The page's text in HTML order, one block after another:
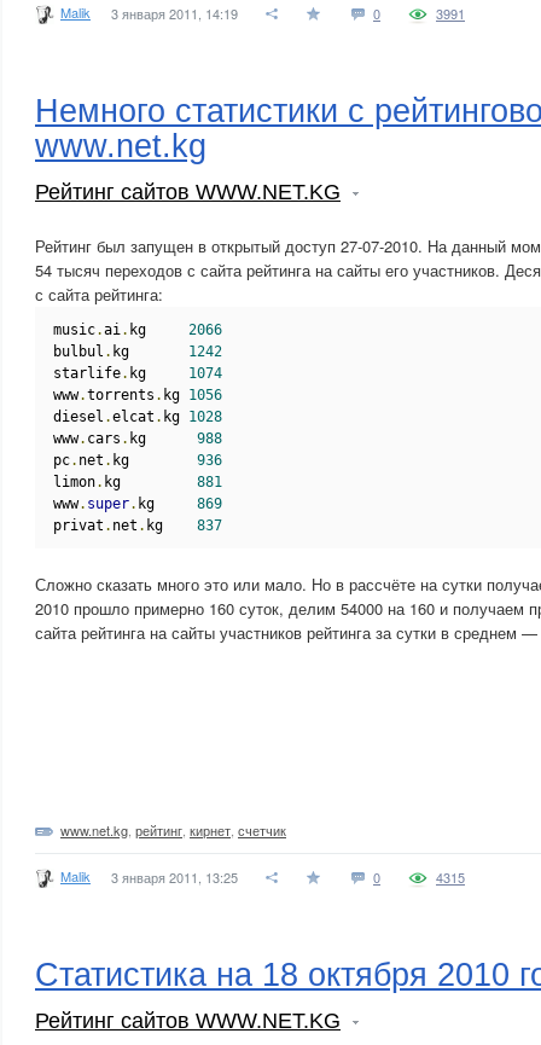
Malik 3 января 2011, 14:19 0 3991
Немного статистики с
www.net.kg
Рейтинг сайтов WWW.NET.KG
Рейтинг был запущен в открытый доступ 27-07-2010. На данный
54 тысяч переходов с сайта рейтинга на сайты его участников.
с сайта рейтинга:
music.ai. kg 2066
bulbul . kg 1242
starlife. kg 1074
www.torrents . kg 1056
diesel .elcat . kg 1028
www. cars . kg 988
pc. net . kg 936
limon. kg 881
www. super. kg 869
privat . net . kg 837
Сложно сказать много это или мало. Но в рассчёте на сутки
2010 прошло примерно 160 суток, делим 54000 на 160 и получаем
сайта рейтинга на сайты участников рейтинга за сутки в среднем
www.net.kg рейтинг кирнет счетчик
Malik 3 января 2011, 13:25 0 4315
Статистика на 18 октября 2010
Рейтинг сайтов WWW.NET.KG